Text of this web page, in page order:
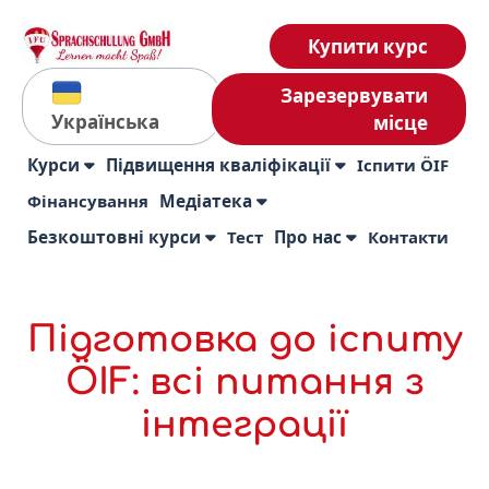
Українська
Купити курс
Зарезервувати
місце
Курси Підвищення кваліфікації
Іспити ÖIF
Фінансування Медіатека
Безкоштовні курси
Тест Про нас Контакти
Підготовка до іспиту
ÖIF: всі питання з
інтеграції